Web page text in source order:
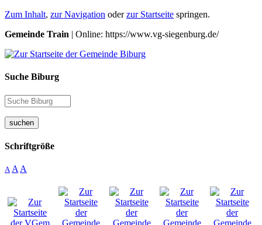
Zum Inhalt, zur Navigation oderzur Startseite springen.
Gemeinde Train | Online: https://www.vg-siegenburg.de/
Suche Biburg
suchen
Schriftgröße
A A A